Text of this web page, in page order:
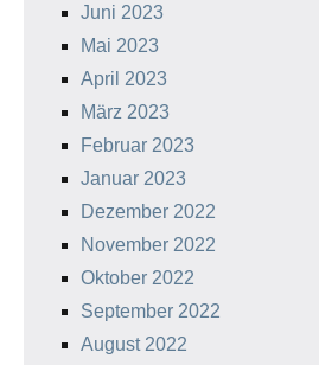
Juni 2023
Mai 2023
April 2023
März 2023
Februar 2023
Januar 2023
Dezember 2022
November 2022
Oktober 2022
September 2022
August 2022